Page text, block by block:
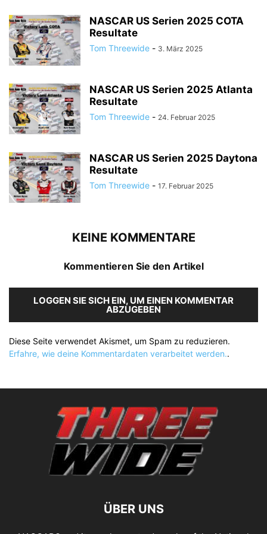
NASCAR US Serien 2025 COTA
Resultate
Tom Threewide - 3. März 2025
NASCAR US Serien 2025 Atlanta
Resultate
Tom Threewide - 24. Februar 2025
NASCAR US Serien 2025 Daytona
Resultate
Tom Threewide - 17. Februar 2025
KEINE KOMMENTARE
Kommentieren Sie den Artikel
LOGGEN SIE SICH EIN, UM EINEN KOMMENTAR
ABZUGEBEN
Diese Seite verwendet Akismet, um Spam zu reduzieren.
Erfahre, wie deine Kommentardaten verarbeitet werden..
ÜBER UNS